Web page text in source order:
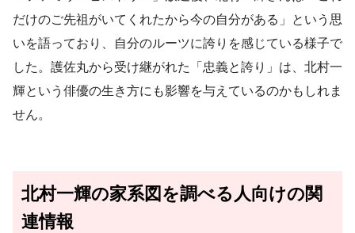
だけのご先祖がいてくれたから今の自分がある」という思
いを語っており、自分のルーツに誇りを感じている様子で
した。護佐丸から受け継がれた「忠義と誇り」は、北村一
輝という俳優の生き方にも影響を与えているのかもしれま
せん。
北村一輝の家系図を調べる人向けの関
連情報